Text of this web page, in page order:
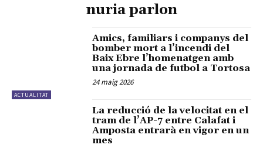
nuria parlon
ACTUALITAT
Amics, familiars i companys del
bomber mort a l’incendi del
Baix Ebre l’homenatgen amb
una jornada de futbol a Tortosa
24 maig 2026
La reducció de la velocitat en el
tram de l’AP-7 entre Calafat i
Amposta entrarà en vigor en un
mes